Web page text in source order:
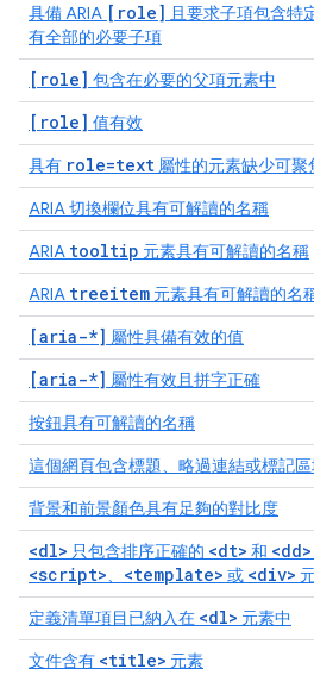
具備 ARIA [role] 且要求子項包含特
有全部的必要子項
[role] 包含在必要的父項元素中
[role] 值有效
具有 role=text 屬性的元素缺少可聚
ARIA 切換欄位具有可解讀的名稱
ARIA tooltip 元素具有可解讀的名稱
ARIA treeitem 元素具有可解讀的名
[aria-*] 屬性具備有效的值
[aria-*] 屬性有效且拼字正確
按鈕具有可解讀的名稱
這個網頁包含標題、略過連結或標記
背景和前景顏色具有足夠的對比度
<dl> 只包含排序正確的 <dt> 和 <dd>
<script>、 <template> 或 <div>
定義清單項目已納入在 <dl> 元素中
文件含有 <title> 元素